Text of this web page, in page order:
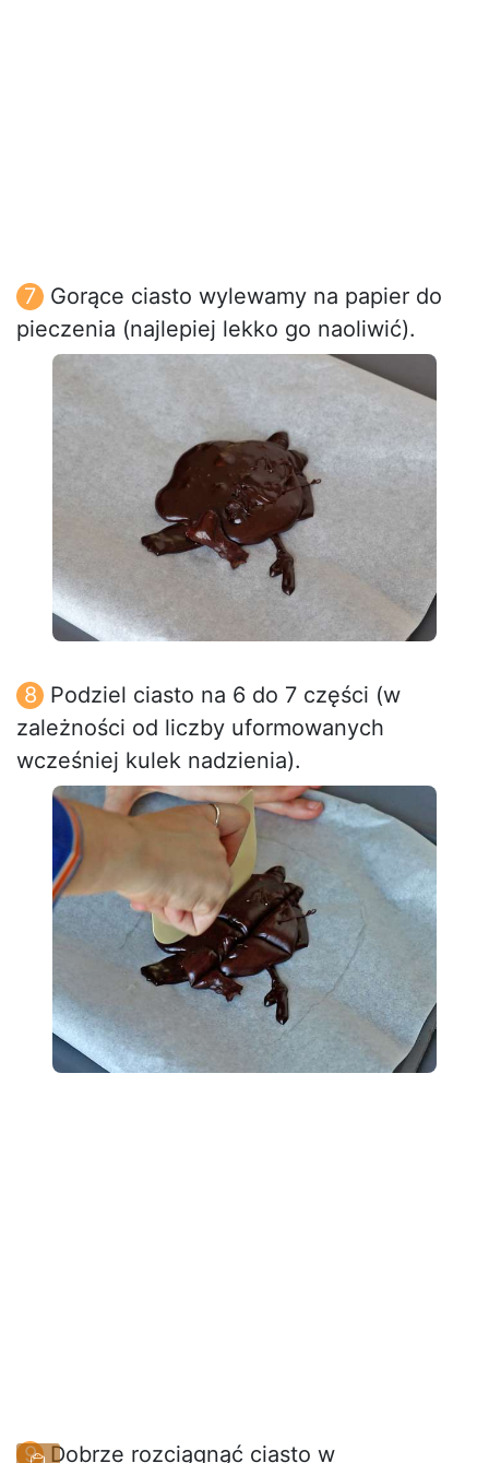
Gorące ciasto wylewamy na papier do
pieczenia (najlepiej lekko go naoliwić).
Podziel ciasto na 6 do 7 części (w
zależności od liczby uformowanych
wcześniej kulek nadzienia).
Dobrze rozciągnąć ciasto w